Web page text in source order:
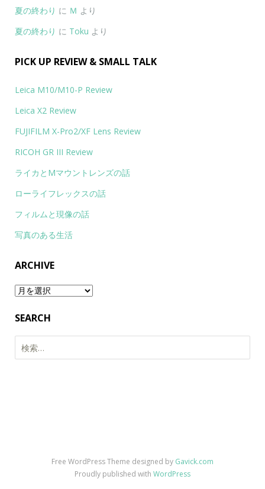
夏の終わり に Ｍ より
夏の終わり に Toku より
PICK UP REVIEW & SMALL TALK
Leica M10/M10-P Review
Leica X2 Review
FUJIFILM X-Pro2/XF Lens Review
RICOH GR III Review
ライカとMマウントレンズの話
ローライフレックスの話
フィルムと現像の話
写真のある生活
ARCHIVE
Archive
SEARCH
索:
Free WordPress Theme designed by Gavick.com
Proudly published with WordPress